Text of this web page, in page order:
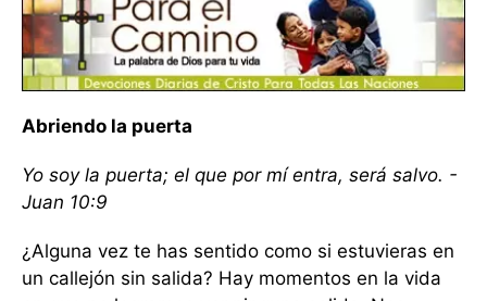
Abriendo la puerta
Yo soy la puerta; el que por mí entra, será salvo. -
Juan 10:9
¿Alguna vez te has sentido como si estuvieras en
un callejón sin salida? Hay momentos en la vida